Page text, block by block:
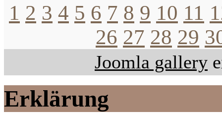
1 2 3 4 5 6 7 8 9 10 11
26 27 28 29
Joomla gallery
Erklärung